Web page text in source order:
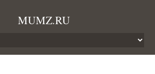
MUMZ.RU